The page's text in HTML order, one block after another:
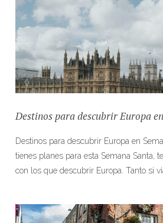
Destinos para descubrir Europa
Destinos para descubrir Europa en
tienes planes para esta Semana Santa,
con los que descubrir Europa. Tanto si